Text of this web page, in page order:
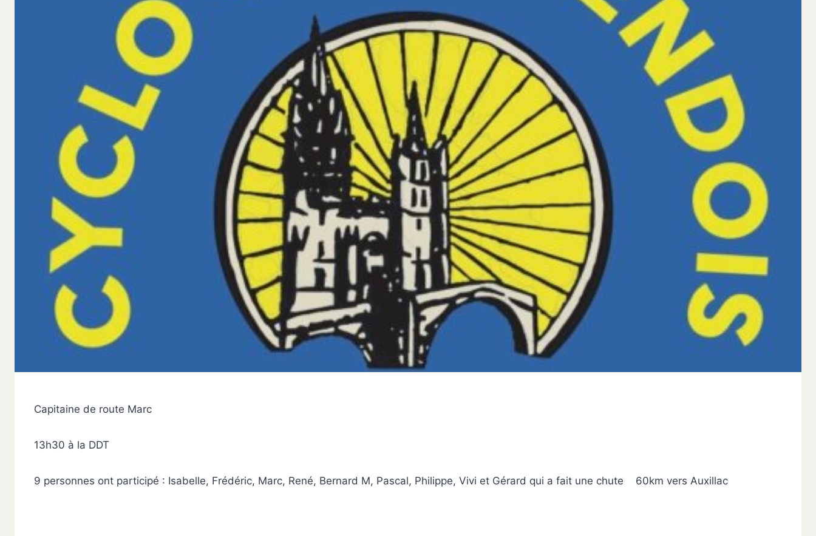
Capitaine de route Marc
13h30 à la DDT
9 personnes ont participé : Isabelle, Frédéric, Marc, René, Bernard M, Pascal, Philippe, Vivi et Gérard qui a fait une chute 60km vers Auxillac